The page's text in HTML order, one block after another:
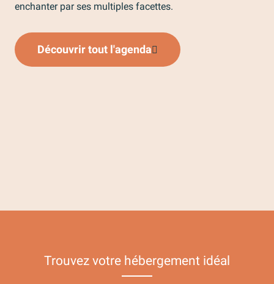
enchanter par ses multiples facettes.
Découvrir tout l'agenda
Trouvez votre hébergement idéal